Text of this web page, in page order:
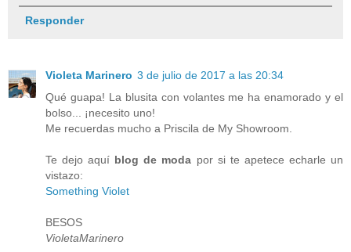
Responder
Violeta Marinero 3 de julio de 2017 a las 20:34
Qué guapa! La blusita con volantes me ha enamorado y el
bolso... ¡necesito uno!
Me recuerdas mucho a Priscila de My Showroom.
Te dejo aquí blog de moda por si te apetece echarle un
vistazo:
Something Violet
BESOS
VioletaMarinero